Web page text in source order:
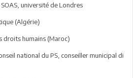
université de Londres
(Algérie)
droits humains (Maroc)
national du PS, conseiller municipal di